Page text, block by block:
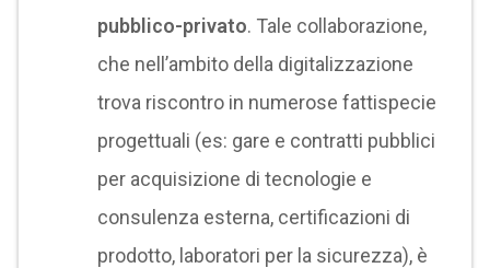
pubblico-privato. Tale collaborazione,
che nell’ambito della digitalizzazione
trova riscontro in numerose fattispecie
progettuali (es: gare e contratti pubblici
per acquisizione di tecnologie e
consulenza esterna, certificazioni di
prodotto, laboratori per la sicurezza), è